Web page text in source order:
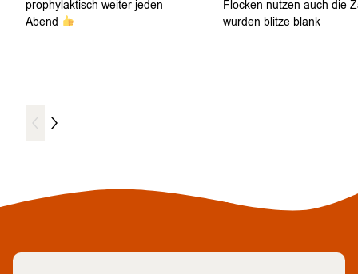
prophylaktisch weiter jeden
Abend
Flocken nutzen auch die
wurden blitze blank